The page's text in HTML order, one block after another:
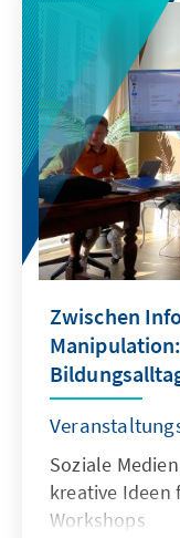
Zwischen
Soziale
kreative Ideen
Workshops